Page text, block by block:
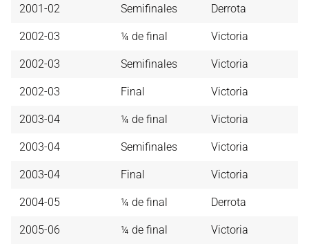
2001-02 Semifinales Derrota
2002-03 ¼ de final Victoria
2002-03 Semifinales Victoria
2002-03 Final Victoria
2003-04 ¼ de final Victoria
2003-04 Semifinales Victoria
2003-04 Final Victoria
2004-05 ¼ de final Derrota
2005-06 ¼ de final Victoria